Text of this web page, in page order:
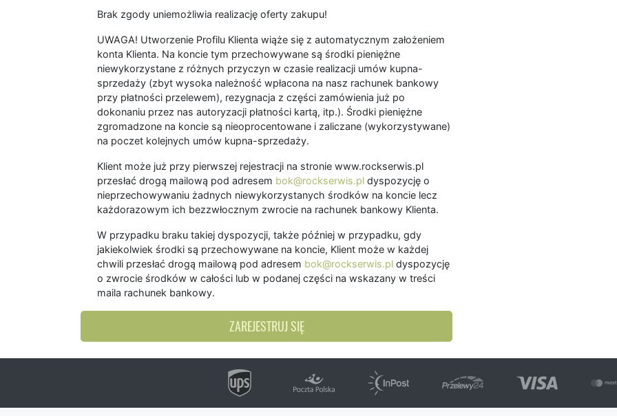
Brak zgody uniemożliwia realizację oferty zakupu!
UWAGA! Utworzenie Profilu Klienta wiąże się z automatycznym założeniem
konta Klienta. Na koncie tym przechowywane są środki pieniężne
niewykorzystane z różnych przyczyn w czasie realizacji umów kupna-
sprzedaży (zbyt wysoka należność wpłacona na nasz rachunek bankowy
przy płatności przelewem), rezygnacja z części zamówienia już po
dokonaniu przez nas autoryzacji płatności kartą, itp.). Środki pieniężne
zgromadzone na koncie są nieoprocentowane i zaliczane (wykorzystywane)
na poczet kolejnych umów kupna-sprzedaży.
Klient może już przy pierwszej rejestracji na stronie www.rockserwis.pl
przesłać drogą mailową pod adresem bok@rockserwis.pl dyspozycję o
nieprzechowywaniu żadnych niewykorzystanych środków na koncie lecz
każdorazowym ich bezzwłocznym zwrocie na rachunek bankowy Klienta.
W przypadku braku takiej dyspozycji, także później w przypadku, gdy
jakiekolwiek środki są przechowywane na koncie, Klient może w każdej
chwili przesłać drogą mailową pod adresem bok@rockserwis.pl dyspozycję
o zwrocie środków w całości lub w podanej części na wskazany w treści
maila rachunek bankowy.
ZAREJESTRUJ SIĘ